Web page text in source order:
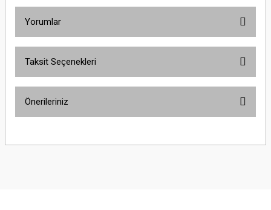
Yorumlar
Taksit Seçenekleri
Önerileriniz
yetersiz gördüğünüz noktaları öneri formunu kullanarak tarafımıza